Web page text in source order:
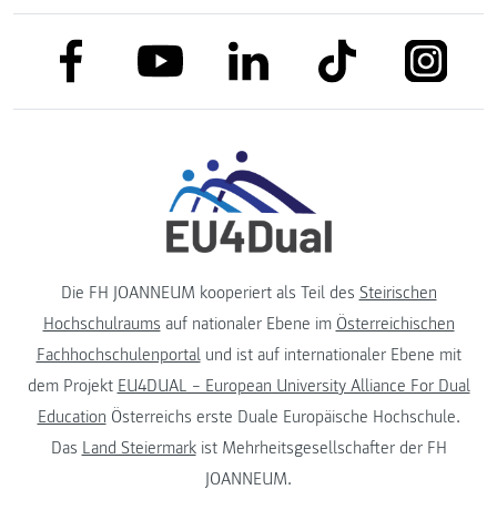
link to facebooklink to youtubelink to linkedinlink to tiktok
Die FH JOANNEUM kooperiert als Teil des Steirischen
Hochschulraums auf nationaler Ebene im Österreichischen
Fachhochschulenportalund ist auf internationaler Ebene mit
dem Projekt EU4DUAL – European University Alliance For Dual
Education Österreichs erste Duale Europäische Hochschule.
Das Land Steiermarkist Mehrheitsgesellschafter der FH
JOANNEUM.